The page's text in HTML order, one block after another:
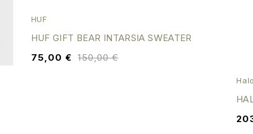
HUF
HUF GIFT BEAR INTARSIA SWEATER
150,00€
75,00€
Halo